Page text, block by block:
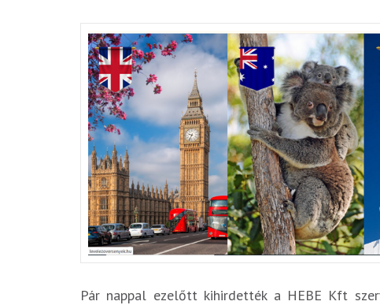
Pár nappal ezelőtt kihirdették a HEBE Kft